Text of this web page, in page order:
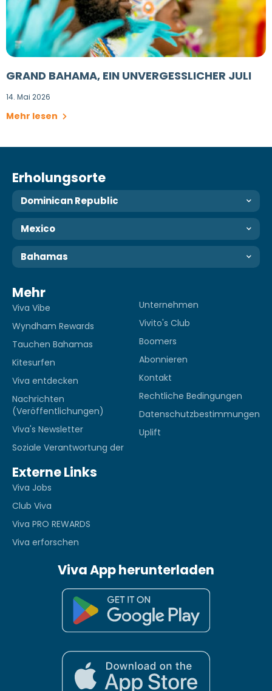
GRAND BAHAMA, EIN UNVERGESSLICHER JULI
14. Mai 2026
Mehr lesen
Erholungsorte
Dominican Republic
Mexico
Bahamas
Mehr
Viva Vibe
Wyndham Rewards
Tauchen Bahamas
Kitesurfen
Viva entdecken
Nachrichten
(Veröffentlichungen)
Viva's Newsletter
Soziale Verantwortung der
Unternehmen
Vivito's Club
Boomers
Abonnieren
Kontakt
Rechtliche Bedingungen
Datenschutzbestimmungen
Uplift
Externe Links
Viva Jobs
Club Viva
Viva PRO REWARDS
Viva erforschen
Viva App herunterladen